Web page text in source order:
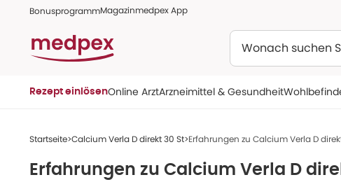
BonusprogrammMagazinmedpex App
Rezept einlösenOnline ArztArzneimittel & Gesundheit
Startseite Calcium Verla D direkt 30 St Erfahrungen zu Calcium Verla D
Erfahrungen zu Calcium Verla D